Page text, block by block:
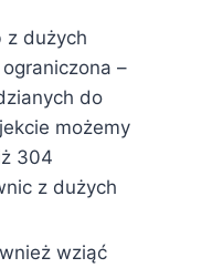
z dużych
–
do
możemy
304
z dużych
wziąć